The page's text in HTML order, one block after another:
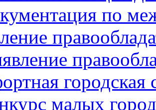
по
городская
малых